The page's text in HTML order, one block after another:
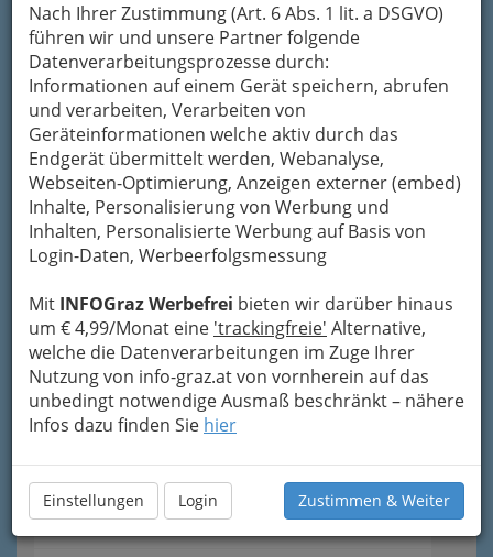
Nach Ihrer Zustimmung (Art. 6 Abs. 1 lit. a DSGVO)
führen wir und unsere Partner folgende
Datenverarbeitungsprozesse durch:
Informationen auf einem Gerät speichern, abrufen
und verarbeiten, Verarbeiten von
Geräteinformationen welche aktiv durch das
Endgerät übermittelt werden, Webanalyse,
Webseiten-Optimierung, Anzeigen externer (embed)
Inhalte, Personalisierung von Werbung und
Inhalten, Personalisierte Werbung auf Basis von
Login-Daten, Werbeerfolgsmessung
Mit INFOGraz Werbefrei bieten wir darüber hinaus
um € 4,99/Monat eine 'trackingfreie' Alternative,
welche die Datenverarbeitungen im Zuge Ihrer
Nutzung von info-graz.at von vornherein auf das
unbedingt notwendige Ausmaß beschränkt – nähere
Infos dazu finden Sie hier
Einstellungen Login Zustimmen & Weiter
Navigation
Einkaufen nach Ladenschluss
Einkaufsführer (Einzelhandel)
Spezielles Einkaufen und Schenken